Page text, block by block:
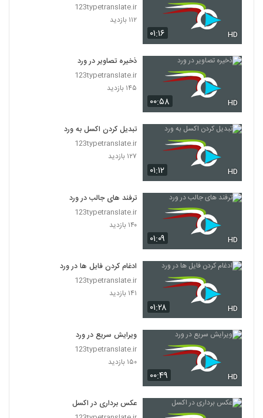
۰۱:۱۶ HD
123typetranslate.ir
۱۱۲ بازدید
۰۰:۵۸ HD
ذخیره تصاویر در ورد
123typetranslate.ir
۱۴۵ بازدید
۰۱:۱۲ HD
تبدیل کردن اکسل به ورد
123typetranslate.ir
۱۲۷ بازدید
۰۱:۰۹ HD
ترفند های جالب در ورد
123typetranslate.ir
۱۴۰ بازدید
۰۱:۲۸ HD
ادغام کردن فایل ها در ورد
123typetranslate.ir
۱۴۱ بازدید
۰۰:۴۹ HD
ویرایش سریع در ورد
123typetranslate.ir
۱۵۰ بازدید
عکس برداری در اکسل